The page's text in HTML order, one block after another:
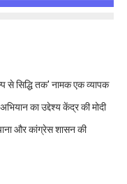
से सिद्धि तक' नामक एक व्यापक
का उद्देश्य केंद्र की मोदी
और कांग्रेस शासन की